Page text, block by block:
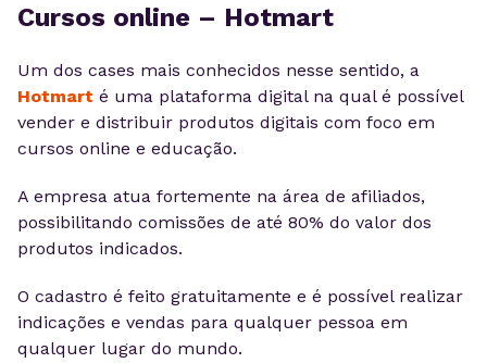
Cursos online – Hotmart
Um dos cases mais conhecidos nesse sentido, a
Hotmart é uma plataforma digital na qual é possível
vender e distribuir produtos digitais com foco em
cursos online e educação.
A empresa atua fortemente na área de afiliados,
possibilitando comissões de até 80% do valor dos
produtos indicados.
O cadastro é feito gratuitamente e é possível realizar
indicações e vendas para qualquer pessoa em
qualquer lugar do mundo.